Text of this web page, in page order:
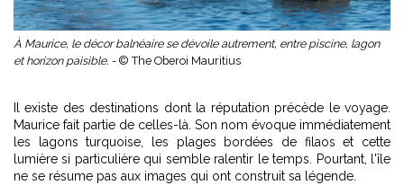
À Maurice, le décor balnéaire se dévoile autrement, entre piscine, lagon
et horizon paisible. - © The Oberoi Mauritius
Il existe des destinations dont la réputation précède le voyage.
Maurice fait partie de celles-là. Son nom évoque immédiatement
les lagons turquoise, les plages bordées de filaos et cette
lumière si particulière qui semble ralentir le temps. Pourtant, l'île
ne se résume pas aux images qui ont construit sa légende.